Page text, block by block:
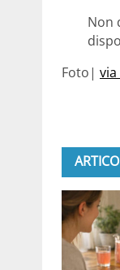
Non
Foto|